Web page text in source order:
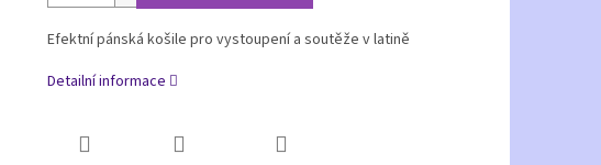
Efektní pánská košile pro vystoupení a soutěže v latině
Detailní informace